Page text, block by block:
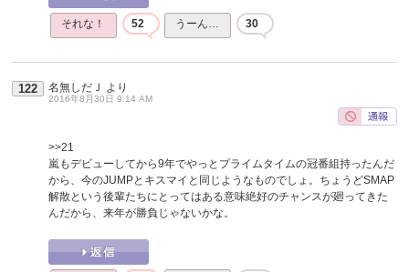
それな！ 52 うーん… 30
122 名無しだＪ より
2016年8月30日 9:14 AM
>>21
嵐もデビューしてから9年でやっとプライムタイムの冠番組持ったんだ
から、今のJUMPとキスマイと同じようなものでしょ。ちょうどSMAP
解散という後輩たちにとってはある意味絶好のチャンスが廻ってきた
んだから、来年が勝負じゃないかな。